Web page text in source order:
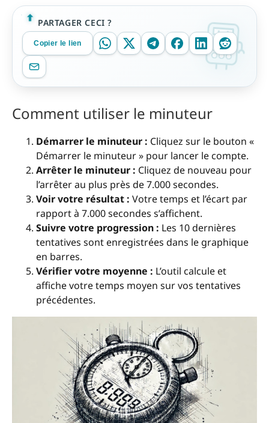
PARTAGER CECI ?
Copier le lien
Comment utiliser le minuteur
Démarrer le minuteur : Cliquez sur le bouton «
Démarrer le minuteur » pour lancer le compte.
Arrêter le minuteur : Cliquez de nouveau pour
l’arrêter au plus près de 7.000 secondes.
Voir votre résultat : Votre temps et l’écart par
rapport à 7.000 secondes s’affichent.
Suivre votre progression : Les 10 dernières
tentatives sont enregistrées dans le graphique
en barres.
Vérifier votre moyenne : L’outil calcule et
affiche votre temps moyen sur vos tentatives
précédentes.